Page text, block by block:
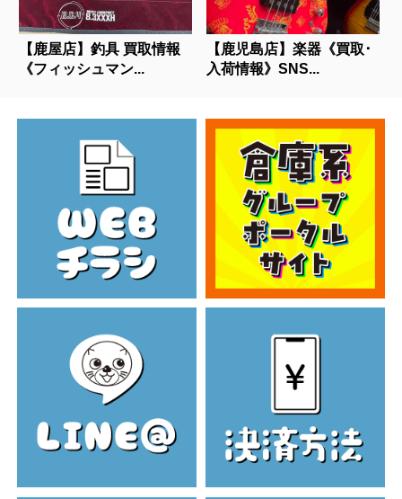
【鹿屋店】釣具 買取情報
《フィッシュマン...
【鹿児島店】楽器《買取･
入荷情報》SNS...